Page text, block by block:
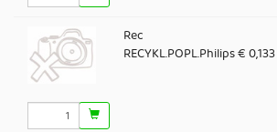
Rec
RECYKL.POPL.Philips € 0,133